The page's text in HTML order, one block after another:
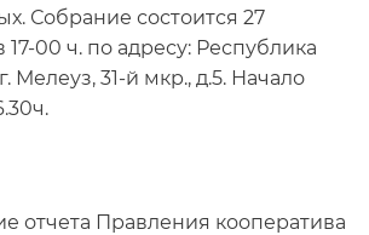
Собрание состоится 27
17-00 ч. по адресу: Республика
Мелеуз, 31-й мкр., д.5. Начало
отчета Правления кооператива